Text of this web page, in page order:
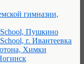
гимназии,
Пушкино
г. Ивантеевка
Химки